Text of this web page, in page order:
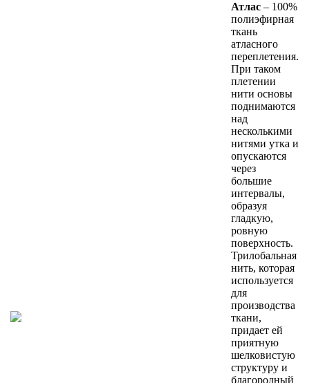
Атлас – 100%
полиэфирная
ткань
атласного
переплетения.
При таком
плетении
нити основы
поднимаются
над
несколькими
нитями утка и
опускаются
через
большие
интервалы,
образуя
гладкую,
ровную
поверхность.
Трилобальная
нить, которая
используется
для
производства
ткани,
придает ей
приятную
шелковистую
структуру и
благородный